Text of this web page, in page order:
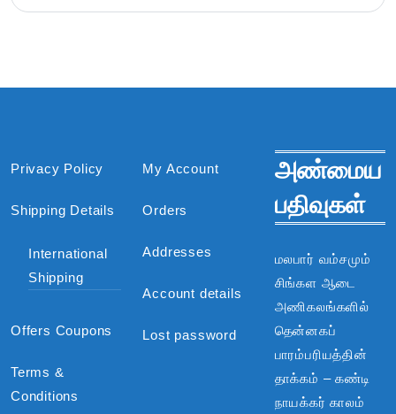
Privacy Policy
Shipping Details
International
Shipping
Offers Coupons
Terms &
Conditions
My Account
Orders
Addresses
Account details
Lost password
அண்மைய
பதிவுகள்
மலபார் வம்சமும்
சிங்கள ஆடை
அணிகலங்களில்
தென்னகப்
பாரம்பரியத்தின்
தாக்கம் – கண்டி
நாயக்கர் காலம்